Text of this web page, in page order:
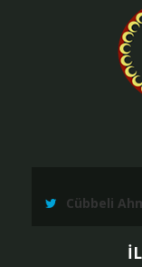
Cübbeli